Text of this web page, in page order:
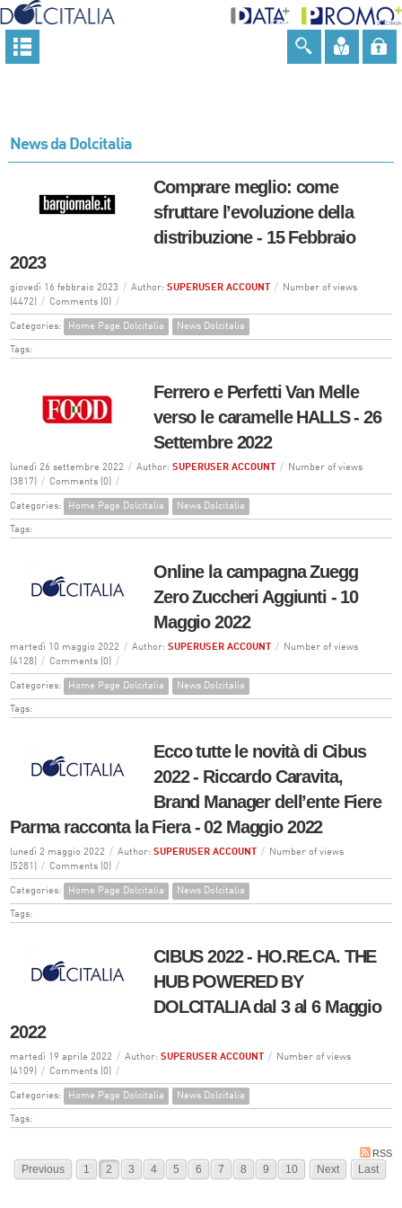
News da Dolcitalia
Comprare meglio: come
sfruttare l’evoluzione della
distribuzione - 15 Febbraio
2023
giovedì 16 febbraio 2023 / Author: SUPERUSER ACCOUNT /
Number of views
(4472)
/ Comments (0) /
Categories: Home Page Dolcitalia News Dolcitalia
Tags:
Ferrero e Perfetti Van Melle
verso le caramelle HALLS - 26
Settembre 2022
lunedì 26 settembre 2022 / Author: SUPERUSER ACCOUNT /
Number of views
(3817)
/ Comments (0) /
Categories: Home Page Dolcitalia News Dolcitalia
Tags:
Online la campagna Zuegg
Zero Zuccheri Aggiunti - 10
Maggio 2022
martedì 10 maggio 2022 / Author: SUPERUSER ACCOUNT /
Number of views
(4128)
/ Comments (0) /
Categories: Home Page Dolcitalia News Dolcitalia
Tags:
Ecco tutte le novità di Cibus
2022 - Riccardo Caravita,
Brand Manager dell’ente Fiere
Parma racconta la Fiera - 02 Maggio 2022
lunedì 2 maggio 2022 / Author: SUPERUSER ACCOUNT /
Number of views
(5281)
/ Comments (0) /
Categories: Home Page Dolcitalia News Dolcitalia
Tags:
CIBUS 2022 - HO.RE.CA. THE
HUB POWERED BY
DOLCITALIA dal 3 al 6 Maggio
2022
martedì 19 aprile 2022 / Author: SUPERUSER ACCOUNT /
Number of views
(4109)
/ Comments (0) /
Categories: Home Page Dolcitalia News Dolcitalia
Tags:
RSS
Previous 1 2 3 4 5 6 7 8 9 10 Next Last